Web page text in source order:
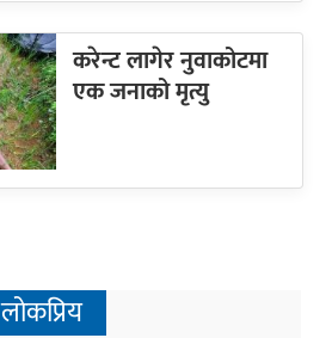
करेन्ट लागेर नुवाकोटमा
एक जनाको मृत्यु
लोकप्रिय